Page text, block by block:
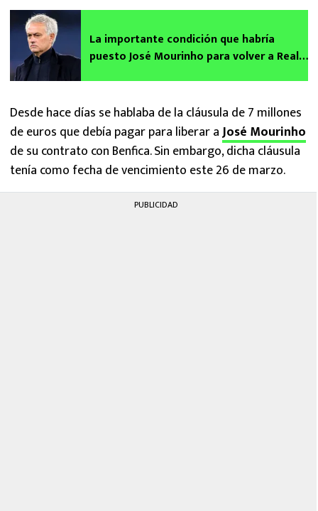
La importante condición que habría
puesto José Mourinho para volver a Real
Desde hace días se hablaba de la cláusula de 7 millones
de euros que debía pagar para liberar aJosé Mourinho
de su contrato con Benfica. Sin embargo, dicha cláusula
tenía como fecha de vencimiento este 26 de marzo.
PUBLICIDAD